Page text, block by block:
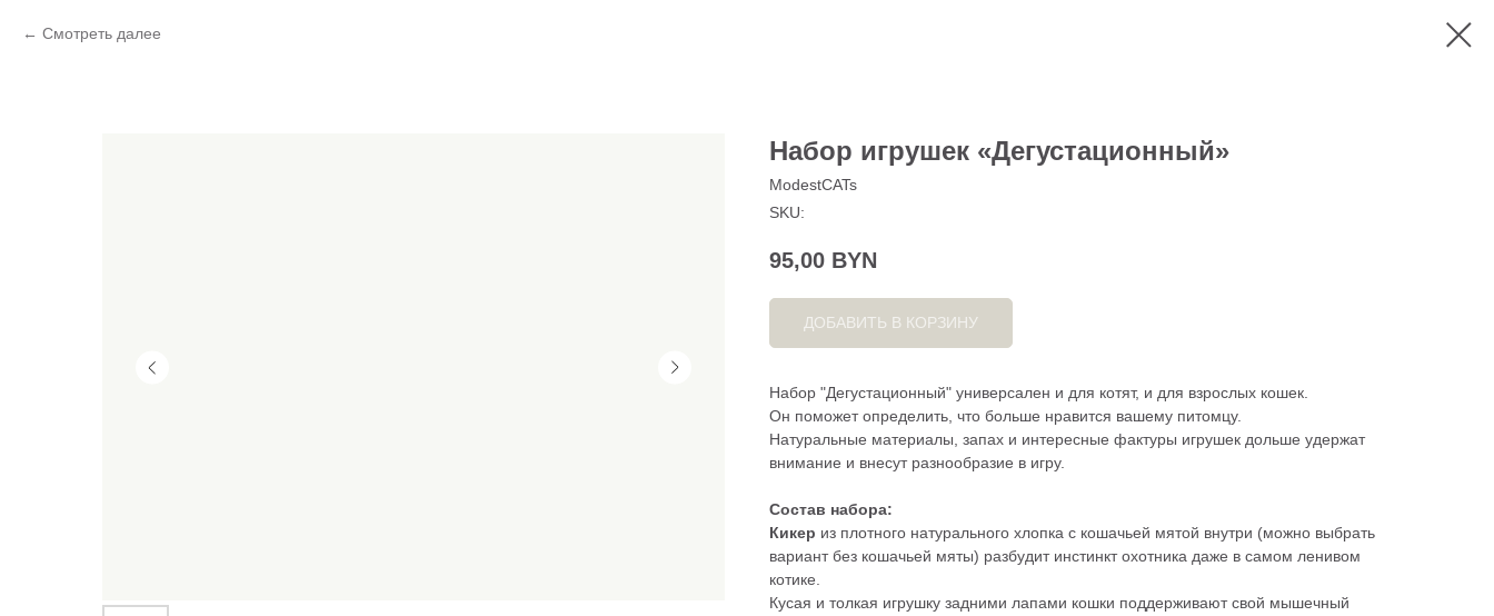
Смотреть далее
Набор игрушек «Дегустационный»
ModestCATs
SKU:
95,00 BYN
ДОБАВИТЬ В КОРЗИНУ
Набор "Дегустационный" универсален и для котят, и для взрослых кошек.
Он поможет определить, что больше нравится вашему питомцу.
Натуральные материалы, запах и интересные фактуры игрушек дольше удержат
внимание и внесут разнообразие в игру.
Состав набора:
Кикер из плотного натурального хлопка с кошачьей мятой внутри (можно выбрать
вариант без кошачьей мяты) разбудит инстинкт охотника даже в самом ленивом
котике.
Кусая и толкая игрушку задними лапами кошки поддерживают свой мышечный